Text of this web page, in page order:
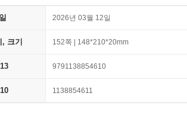
2026년 03월 12일
크기 152쪽 | 148*210*20mm
9791138854610
1138854611